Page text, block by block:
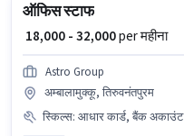
ऑफिस स्टाफ
₹ 18,000 - 32,000per महीना
Astro Group
अम्बालामुक्कू, तिरुवनंतपुरम
स्किल्स: आधार कार्ड, बैंक अकाउंट